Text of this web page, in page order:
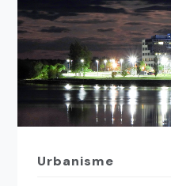
Urbanisme